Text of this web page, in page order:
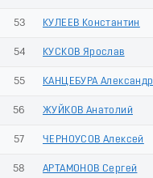
53 КУЛЕЕВ Константин
54 КУСКОВ Ярослав
55 КАНЦЕБУРА Александр
56 ЖУЙКОВ Анатолий
57 ЧЕРНОУСОВ Алексей
58 АРТАМОНОВ Сергей